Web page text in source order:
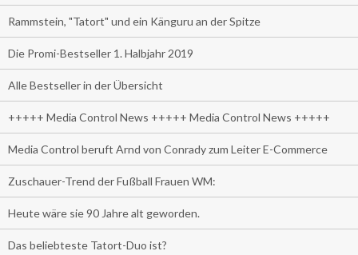
Rammstein, "Tatort" und ein Känguru an der Spitze
Die Promi-Bestseller 1. Halbjahr 2019
Alle Bestseller in der Übersicht
+++++ Media Control News +++++ Media Control News +++++
Media Control beruft Arnd von Conrady zum Leiter E-Commerce
Zuschauer-Trend der Fußball Frauen WM:
Heute wäre sie 90 Jahre alt geworden.
Das beliebteste Tatort-Duo ist?